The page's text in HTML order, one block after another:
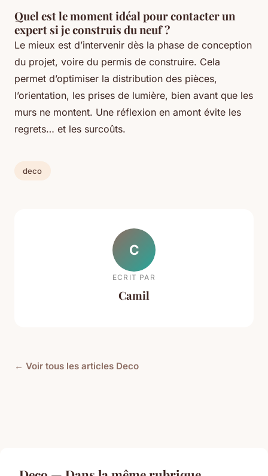
Quel est le moment idéal pour contacter un
expert si je construis du neuf ?
Le mieux est d’intervenir dès la phase de conception
du projet, voire du permis de construire. Cela
permet d’optimiser la distribution des pièces,
l’orientation, les prises de lumière, bien avant que les
murs ne montent. Une réflexion en amont évite les
regrets… et les surcoûts.
deco
C
ECRIT PAR
Camil
← Voir tous les articles Deco